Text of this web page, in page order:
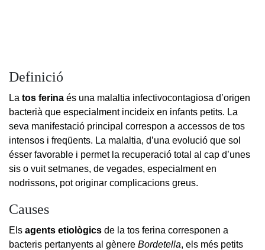
Definició
La tos ferina és una malaltia infectivocontagiosa d’origen
bacterià que especialment incideix en infants petits. La
seva manifestació principal correspon a accessos de tos
intensos i freqüents. La malaltia, d’una evolució que sol
ésser favorable i permet la recuperació total al cap d’unes
sis o vuit setmanes, de vegades, especialment en
nodrissons, pot originar complicacions greus.
Causes
Els agents etiològics de la tos ferina corresponen a
bacteris pertanyents al gènere Bordetella, els més petits